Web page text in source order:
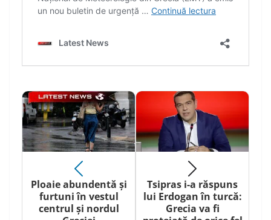
Ploaie abundentă și
furtuni în vestul
centrul și nordul
Tsipras i-a răspuns
lui Erdogan în turcă:
Grecia va fi